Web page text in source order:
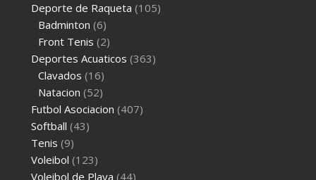
Deporte de Raqueta (105)
Badminton (6)
Front Tenis (2)
Deportes Acuaticos (363)
Clavados (16)
Natacion (52)
Futbol Asociacion (407)
Softball (43)
Tenis (9)
Voleibol (123)
Voleibol de Playa (44)